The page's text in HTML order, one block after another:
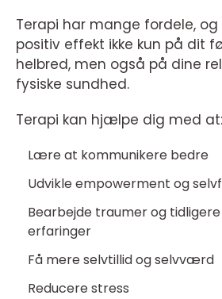
Terapi har mange fordele,
positiv effekt ikke kun på dit
helbred, men også på dine
fysiske sundhed.
Terapi kan hjælpe dig med at:
Lære at kommunikere bedre
Udvikle empowerment og
Bearbejde traumer og
erfaringer
Få mere selvtillid og selvværd
Reducere stress